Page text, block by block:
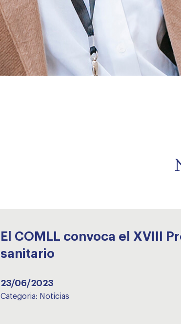
El COMLL convoca el XVIII
sanitario
23/06/2023
Categoria: Noticias